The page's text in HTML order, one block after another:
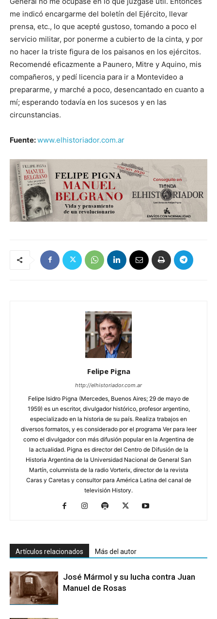
me indicó encargarme del boletín del Ejército, llevar
prensa, etc., lo que acepté gustoso, tomando a poco el
servicio militar, por ponerme a cubierto de la cinta, y por
no hacer la triste figura de los paisanos en los ejércitos.
Recomendé eficazmente a Paunero, Mitre y Aquino, mis
compañeros, y pedí licencia para ir a Montevideo a
prepararme, y marché a poco, desencantado en cuanto a
mí; esperando todavía en los sucesos y en las
circunstancias.
Fuente:www.elhistoriador.com.ar
Felipe Pigna
http://elhistoriador.com.ar
Felipe Isidro Pigna (Mercedes, Buenos Aires; 29 de mayo de
1959) es un escritor, divulgador histórico, profesor argentino,
especializado en la historia de su país. Realiza trabajos en
diversos formatos, y es considerado por el programa Ver para leer
como el divulgador con más difusión popular en la Argentina de
la actualidad. Pigna es director del Centro de Difusión de la
Historia Argentina de la Universidad Nacional de General San
Martín, columnista de la radio Vorterix, director de la revista
Caras y Caretas y consultor para América Latina del canal de
televisión History.
Artículos relacionados Más del autor
José Mármol y su lucha contra Juan
Manuel de Rosas